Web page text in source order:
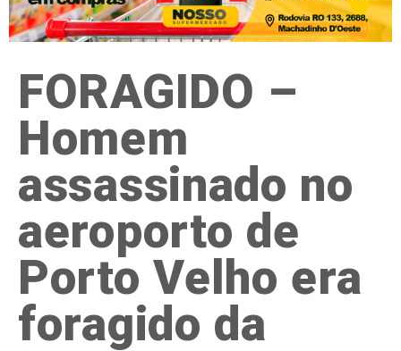
FORAGIDO –
Homem
assassinado no
aeroporto de
Porto Velho era
foragido da